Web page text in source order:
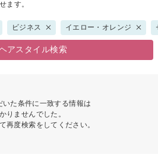
ます。
ビジネス イエロー・オレンジ
アスタイル検索
いた条件に一致する情報は
りませんでした。
再度検索をしてください。